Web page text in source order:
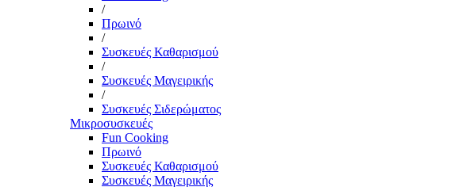
/
Πρωινό
/
Συσκευές Καθαρισμού
/
Συσκευές Μαγειρικής
/
Συσκευές Σιδερώματος
Μικροσυσκευές
Fun Cooking
Πρωινό
Συσκευές Καθαρισμού
Συσκευές Μαγειρικής